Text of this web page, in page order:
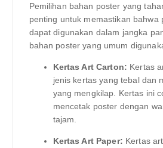
Pemilihan bahan poster yang
penting untuk memastikan bahwa
dapat digunakan dalam jangka
bahan poster yang umum
Kertas Art Carton: Kertas
jenis kertas yang tebal dan
yang mengkilap. Kertas ini
mencetak poster dengan
tajam.
Kertas Art Paper: Kertas